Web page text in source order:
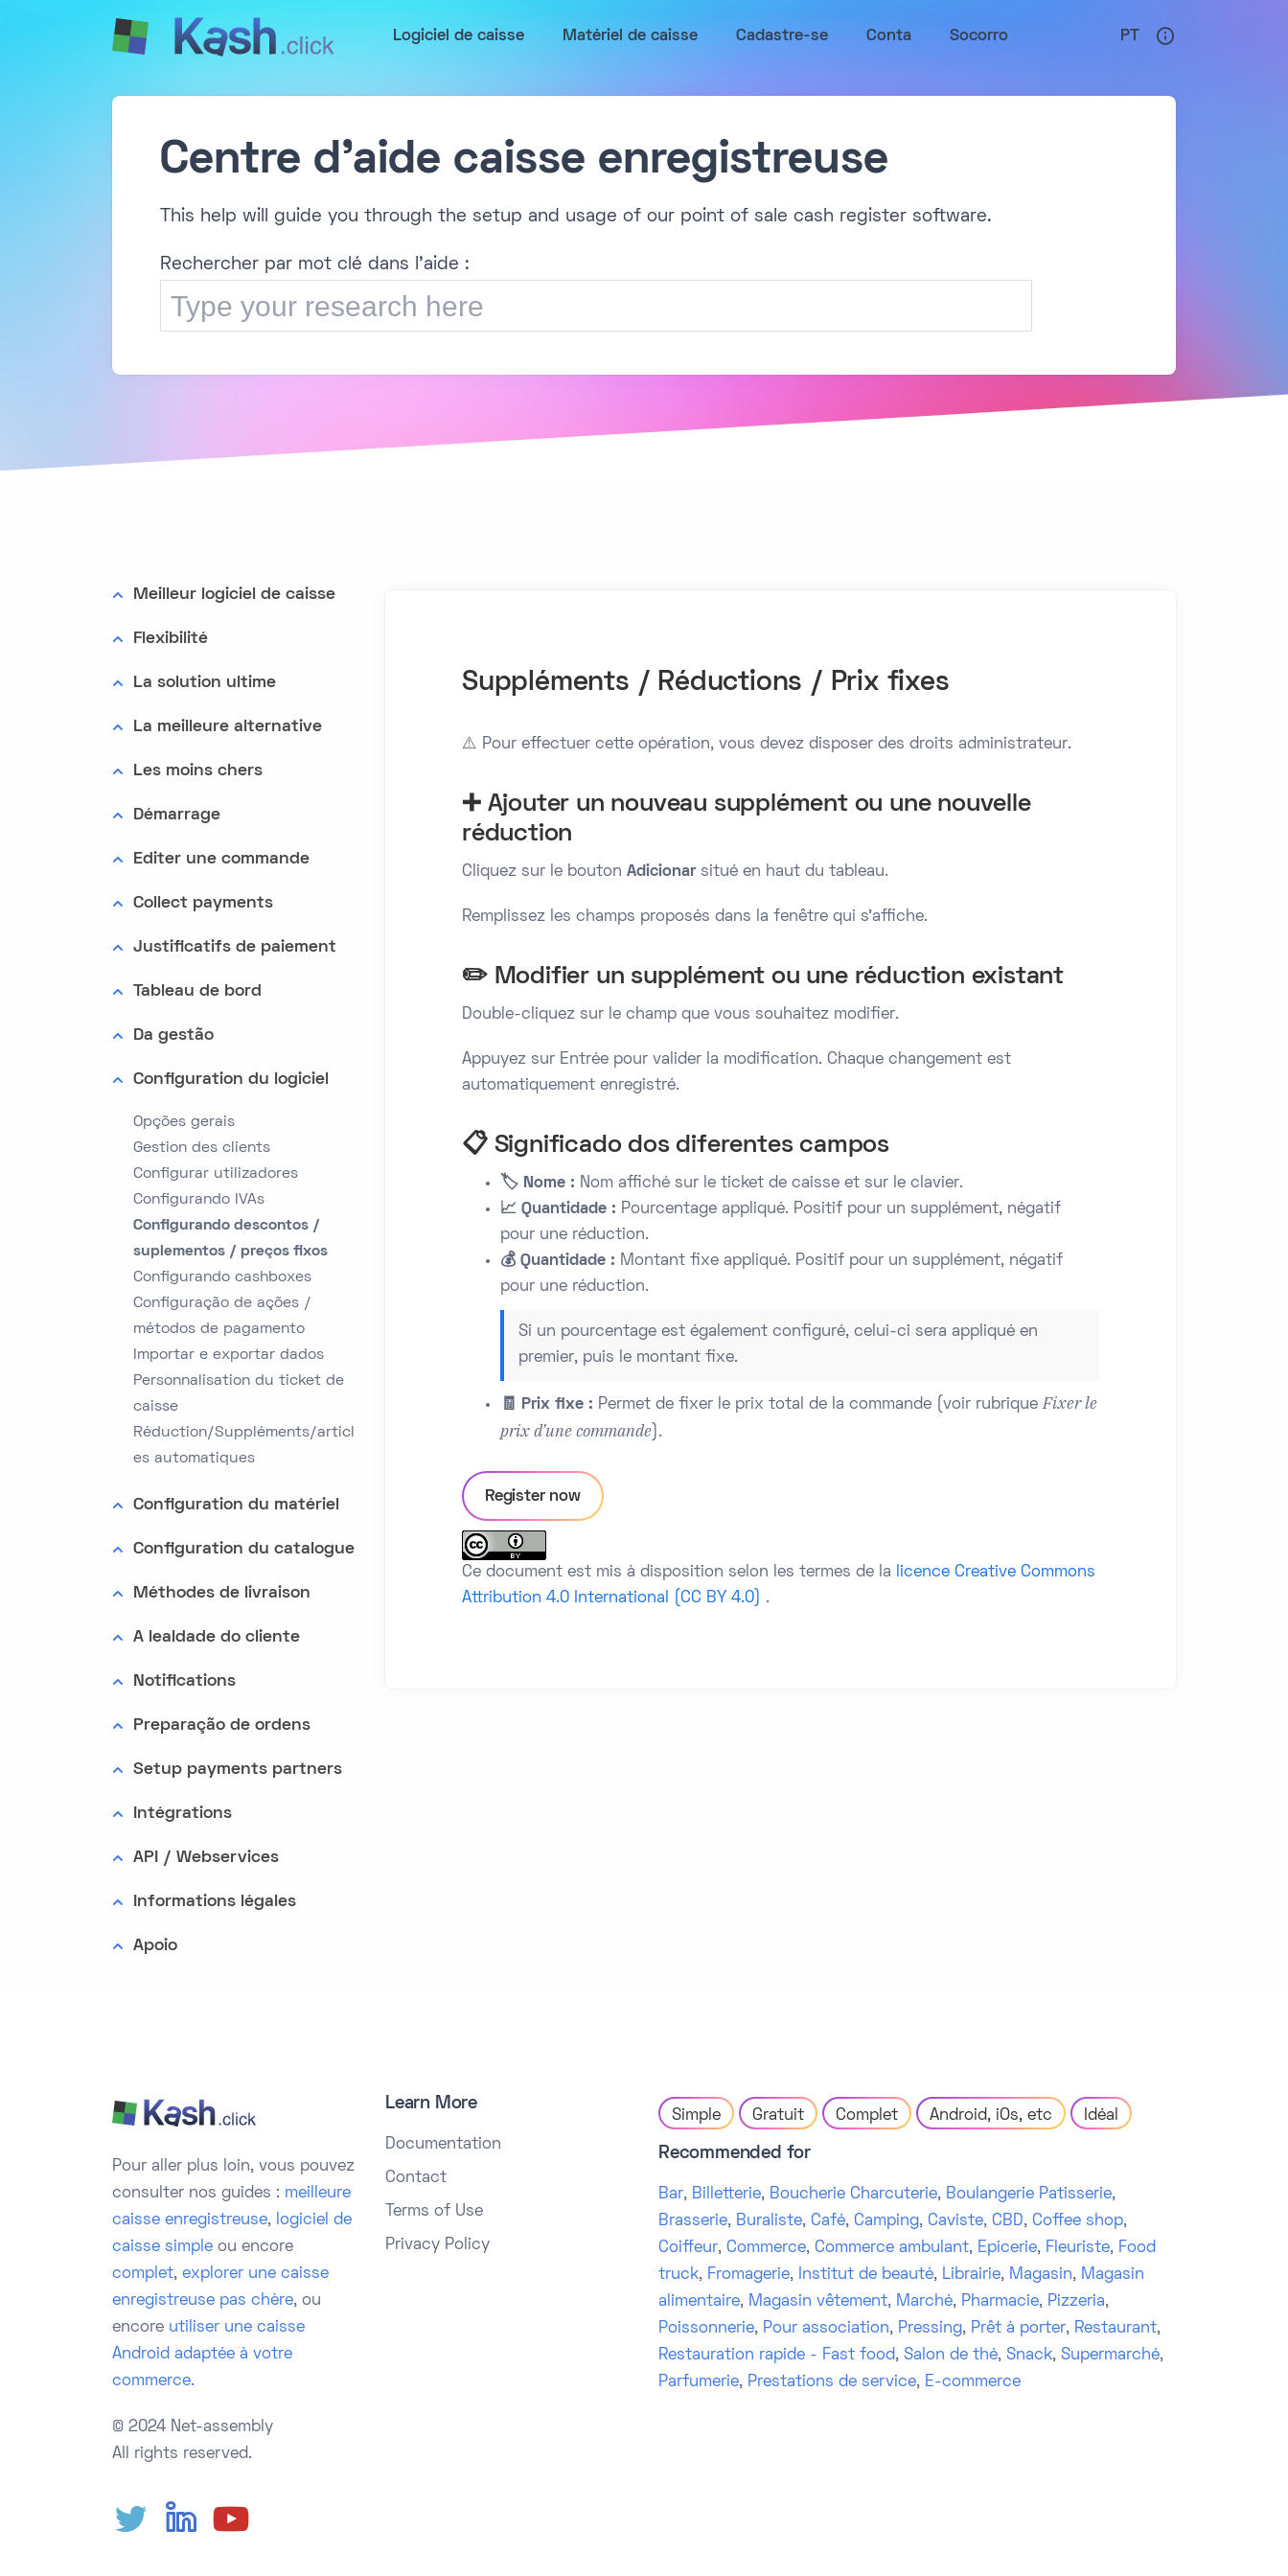
Logiciel de caisse Matériel de caisse Cadastre-se Conta Socorro PT
Centre d'aide caisse enregistreuse
This help will guide you through the setup and usage of our point of sale cash register software.
Rechercher par mot clé dans l'aide :
Meilleur logiciel de caisse
Flexibilité
La solution ultime
La meilleure alternative
Les moins chers
Démarrage
Editer une commande
Collect payments
Justificatifs de paiement
Tableau de bord
Da gestão
Configuration du logiciel
Opções gerais
Gestion des clients
Configurar utilizadores
Configurando IVAs
Configurando descontos /
suplementos / preços fixos
Configurando cashboxes
Configuração de ações /
métodos de pagamento
Importar e exportar dados
Personnalisation du ticket de
caisse
Réduction/Suppléments/articl
es automatiques
Configuration du matériel
Configuration du catalogue
Méthodes de livraison
A lealdade do cliente
Notifications
Preparação de ordens
Setup payments partners
Intégrations
API / Webservices
Informations légales
Apoio
Suppléments / Réductions / Prix fixes
⚠️ Pour effectuer cette opération, vous devez disposer des droits administrateur.
➕ Ajouter un nouveau supplément ou une nouvelle
réduction
Cliquez sur le bouton Adicionarsitué en haut du tableau.
Remplissez les champs proposés dans la fenêtre qui s’affiche.
✏️ Modifier un supplément ou une réduction existant
Double-cliquez sur le champ que vous souhaitez modifier.
Appuyez sur Entrée pour valider la modification. Chaque changement est
automatiquement enregistré.
📋 Significado dos diferentes campos
🏷️ Nome : Nom affiché sur le ticket de caisse et sur le clavier.
📈 Quantidade : Pourcentage appliqué. Positif pour un supplément, négatif
pour une réduction.
💰 Quantidade : Montant fixe appliqué. Positif pour un supplément, négatif
pour une réduction.
Si un pourcentage est également configuré, celui-ci sera appliqué en
premier, puis le montant fixe.
🧾 Prix fixe : Permet de fixer le prix total de la commande (voir rubriqueFixer le
prix d’une commande ).
Register now
Ce document est mis à disposition selon les termes de la
licence Creative Commons
Attribution 4.0 International (CC BY 4.0) .
Pour aller plus loin, vous pouvez
consulter nos guides : meilleure
caisse enregistreuse, logiciel de
caisse simple ou encore
complet, explorer une caisse
enregistreuse pas chère, ou
encore utiliser une caisse
Android adaptée à votre
commerce.
© 2024 Net-assembly
All rights reserved.
Learn More
Documentation
Contact
Terms of Use
Privacy Policy
Simple Gratuit Complet Android, iOs, etc Idéal
Recommended for
Bar, Billetterie, Boucherie Charcuterie, Boulangerie Patisserie,
Brasserie, Buraliste, Café, Camping, Caviste, CBD, Coffee shop,
Coiffeur, Commerce, Commerce ambulant, Epicerie, Fleuriste, Food
truck, Fromagerie, Institut de beauté, Librairie, Magasin, Magasin
alimentaire, Magasin vêtement, Marché, Pharmacie, Pizzeria,
Poissonnerie, Pour association, Pressing, Prêt à porter, Restaurant,
Restauration rapide - Fast food, Salon de thé, Snack, Supermarché,
Parfumerie, Prestations de service, E-commerce